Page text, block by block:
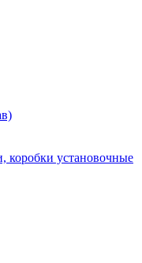
коробки установочные